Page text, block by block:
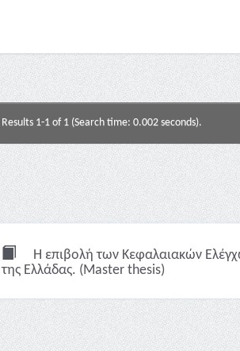
Results 1-1 of 1 (Search time: 0.002 seconds).
Η επιβολή των Κεφαλαιακών
της Ελλάδας. (Master thesis)